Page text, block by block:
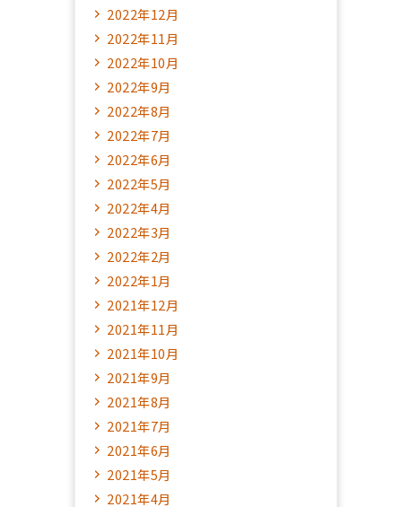
2022年12月
2022年11月
2022年10月
2022年9月
2022年8月
2022年7月
2022年6月
2022年5月
2022年4月
2022年3月
2022年2月
2022年1月
2021年12月
2021年11月
2021年10月
2021年9月
2021年8月
2021年7月
2021年6月
2021年5月
2021年4月